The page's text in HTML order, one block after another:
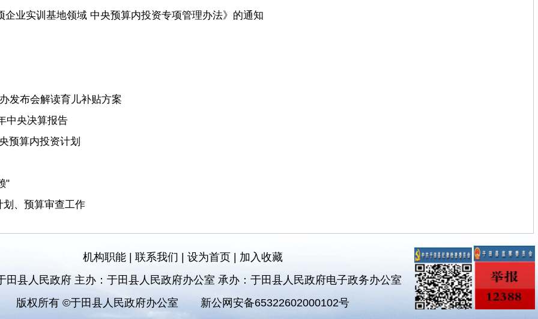
业实训基地领域 中央预算内投资专项管理办法》的通知
发布会解读育儿补贴方案
中央决算报告
预算内投资计划
"
划、预算审查工作
机构职能| 联系我们 | 设为首页| 加入收藏
田县人民政府 主办：于田县人民政府办公室 承办：于田县人民政府电子政务办公室
版权所有 ©于田县人民政府办公室
新公网安备65322602000102号